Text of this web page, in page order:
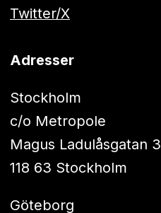
Twitter/X
Adresser
Stockholm
c/o Metropole
Magus Ladulåsgatan 3
118 63 Stockholm
Göteborg